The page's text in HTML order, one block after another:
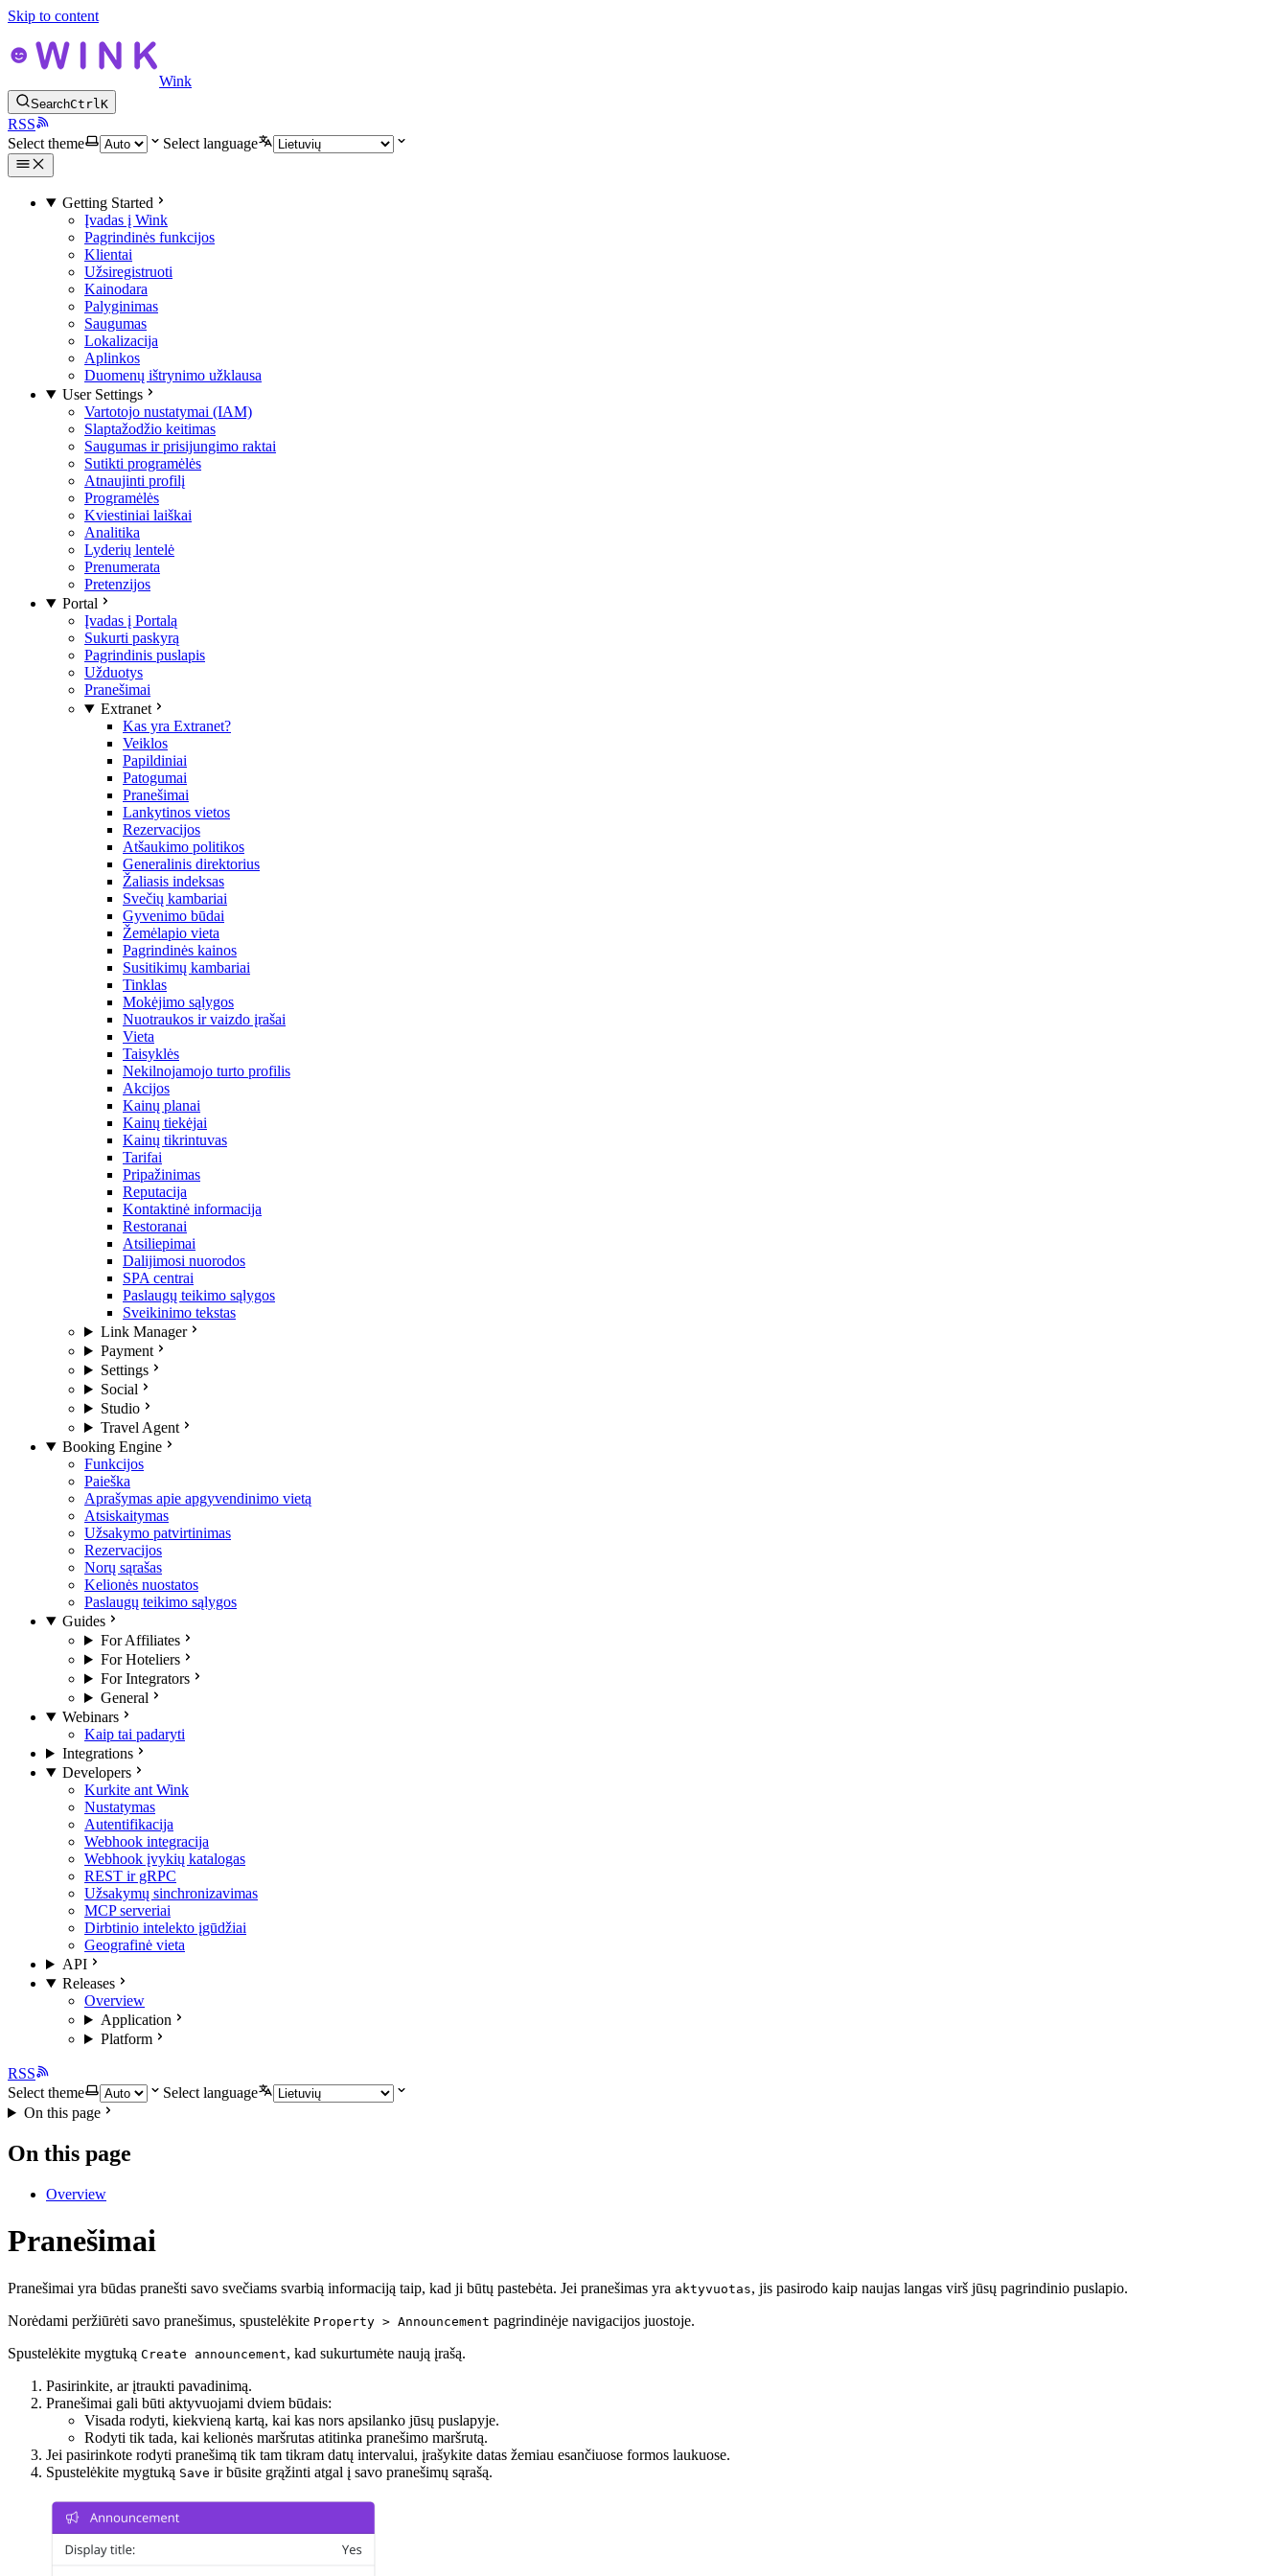
Skip to content
Wink
SearchCtrlK
RSS
Select theme
Select language
Getting Started
Įvadas į Wink
Pagrindinės funkcijos
Klientai
Užsiregistruoti
Kainodara
Palyginimas
Saugumas
Lokalizacija
Aplinkos
Duomenų ištrynimo užklausa
User Settings
Vartotojo nustatymai (IAM)
Slaptažodžio keitimas
Saugumas ir prisijungimo raktai
Sutikti programėlės
Atnaujinti profilį
Programėlės
Kviestiniai laiškai
Analitika
Lyderių lentelė
Prenumerata
Pretenzijos
Portal
Įvadas į Portalą
Sukurti paskyrą
Pagrindinis puslapis
Užduotys
Pranešimai
Extranet
Kas yra Extranet?
Veiklos
Papildiniai
Patogumai
Pranešimai
Lankytinos vietos
Rezervacijos
Atšaukimo politikos
Generalinis direktorius
Žaliasis indeksas
Svečių kambariai
Gyvenimo būdai
Žemėlapio vieta
Pagrindinės kainos
Susitikimų kambariai
Tinklas
Mokėjimo sąlygos
Nuotraukos ir vaizdo įrašai
Vieta
Taisyklės
Nekilnojamojo turto profilis
Akcijos
Kainų planai
Kainų tiekėjai
Kainų tikrintuvas
Tarifai
Pripažinimas
Reputacija
Kontaktinė informacija
Restoranai
Atsiliepimai
Dalijimosi nuorodos
SPA centrai
Paslaugų teikimo sąlygos
Sveikinimo tekstas
Link Manager
Payment
Settings
Social
Studio
Travel Agent
Booking Engine
Funkcijos
Paieška
Aprašymas apie apgyvendinimo vietą
Atsiskaitymas
Užsakymo patvirtinimas
Rezervacijos
Norų sąrašas
Kelionės nuostatos
Paslaugų teikimo sąlygos
Guides
For Affiliates
For Hoteliers
For Integrators
General
Webinars
Kaip tai padaryti
Integrations
Developers
Kurkite ant Wink
Nustatymas
Autentifikacija
Webhook integracija
Webhook įvykių katalogas
REST ir gRPC
Užsakymų sinchronizavimas
MCP serveriai
Dirbtinio intelekto įgūdžiai
Geografinė vieta
API
Releases
Overview
Application
Platform
RSS
Select theme
Select language
On this page
On this page
Overview
Pranešimai
Pranešimai yra būdas pranešti savo svečiams svarbią informaciją taip, kad ji būtų pastebėta. Jei pranešimas yra aktyvuotas, jis pasirodo kaip naujas langas virš jūsų pagrindinio puslapio.
Norėdami peržiūrėti savo pranešimus, spustelėkite Property > Announcement pagrindinėje navigacijos juostoje.
Spustelėkite mygtuką Create announcement, kad sukurtumėte naują įrašą.
Pasirinkite, ar įtraukti pavadinimą.
Pranešimai gali būti aktyvuojami dviem būdais:
Visada rodyti, kiekvieną kartą, kai kas nors apsilanko jūsų puslapyje.
Rodyti tik tada, kai kelionės maršrutas atitinka pranešimo maršrutą.
Jei pasirinkote rodyti pranešimą tik tam tikram datų intervalui, įrašykite datas žemiau esančiuose formos laukuose.
Spustelėkite mygtuką Save ir būsite grąžinti atgal į savo pranešimų sąrašą.